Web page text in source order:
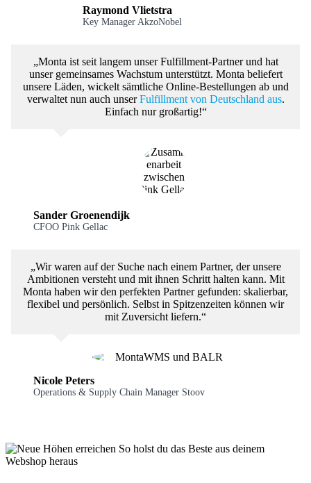
Raymond Vlietstra
Key Manager AkzoNobel
„Monta ist seit langem unser Fulfillment-Partner und hat
unser gemeinsames Wachstum unterstützt. Monta beliefert
unsere Läden, wickelt sämtliche Online-Bestellungen ab und
verwaltet nun auch unserFulfillment von Deutschland aus.
Einfach nur großartig!“
Sander Groenendijk
CFOO Pink Gellac
„Wir waren auf der Suche nach einem Partner, der unsere
Ambitionen versteht und mit ihnen Schritt halten kann. Mit
Monta haben wir den perfekten Partner gefunden: skalierbar,
flexibel und persönlich. Selbst in Spitzenzeiten können wir
mit Zuversicht liefern.“
Nicole Peters
Operations & Supply Chain Manager Stoov